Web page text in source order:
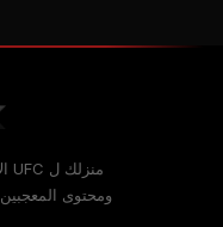
منزلك ل UFC
ومحتوى